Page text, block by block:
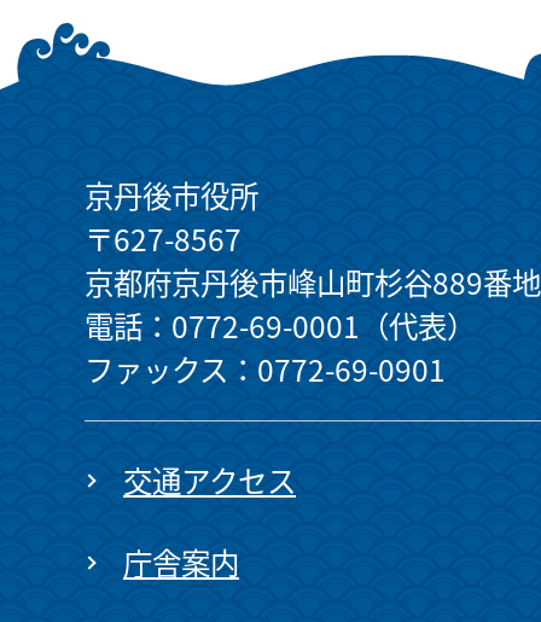
京丹後市役所
〒627-8567
京都府京丹後市峰山町杉谷889番地
電話：0772-69-0001（代表）
ファックス：0772-69-0901
交通アクセス
庁舎案内